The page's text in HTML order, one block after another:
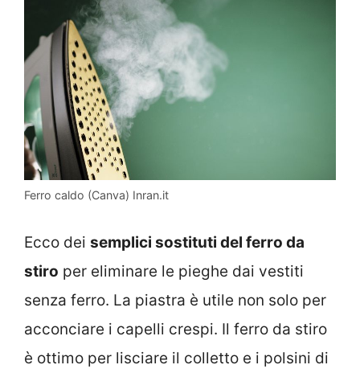
Ferro caldo (Canva) Inran.it
Ecco dei semplici sostituti del ferro da
stiro per eliminare le pieghe dai vestiti
senza ferro. La piastra è utile non solo per
acconciare i capelli crespi. Il ferro da stiro
è ottimo per lisciare il colletto e i polsini di